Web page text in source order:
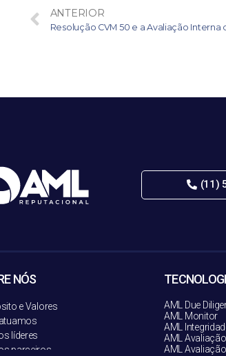
ANTERIOR
(11)
NÓS
e Valores
líderes
parceiros
AML Due
AML Monitor
AML
AML
AML